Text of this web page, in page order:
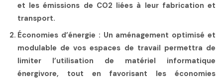
et les émissions de CO2 liées à leur fabrication et
transport.
Économies d’énergie : Un aménagement optimisé et
modulable de vos espaces de travail permettra de
limiter l’utilisation de matériel informatique
énergivore, tout en favorisant les économies